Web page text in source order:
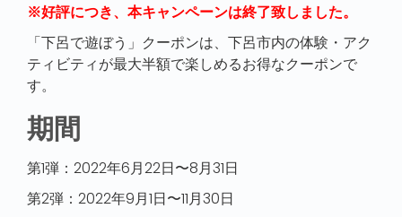
※好評につき、本キャンペーンは終了致しました。
「下呂で遊ぼう」クーポンは、下呂市内の体験・アク
ティビティが最大半額で楽しめるお得なクーポンで
す。
期間
第1弾：2022年6月22日〜8月31日
第2弾：2022年9月1日〜11月30日